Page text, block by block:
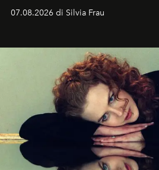
cognizione del tempo. Ma con
07.08.2026 di Silvia Frau